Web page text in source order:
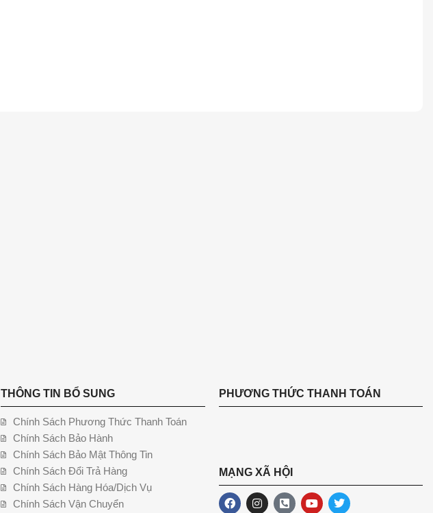
THÔNG TIN BỔ SUNG
Chính Sách Phương Thức Thanh Toán
Chính Sách Bảo Hành
Chính Sách Bảo Mật Thông Tin
Chính Sách Đổi Trả Hàng
Chính Sách Hàng Hóa/Dịch Vụ
Chính Sách Vận Chuyển
PHƯƠNG THỨC THANH TOÁN
MẠNG XÃ HỘI